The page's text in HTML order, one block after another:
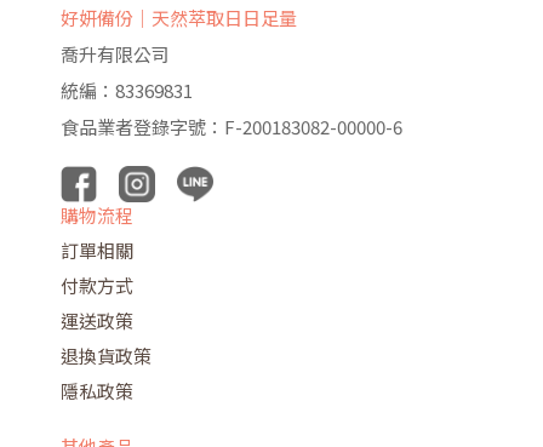
好妍備份｜天然萃取日日足量
喬升有限公司
統編：83369831
食品業者登錄字號：F-200183082-00000-6
購物流程
訂單相關
付款方式
運送政策
退換貨政策
隱私政策